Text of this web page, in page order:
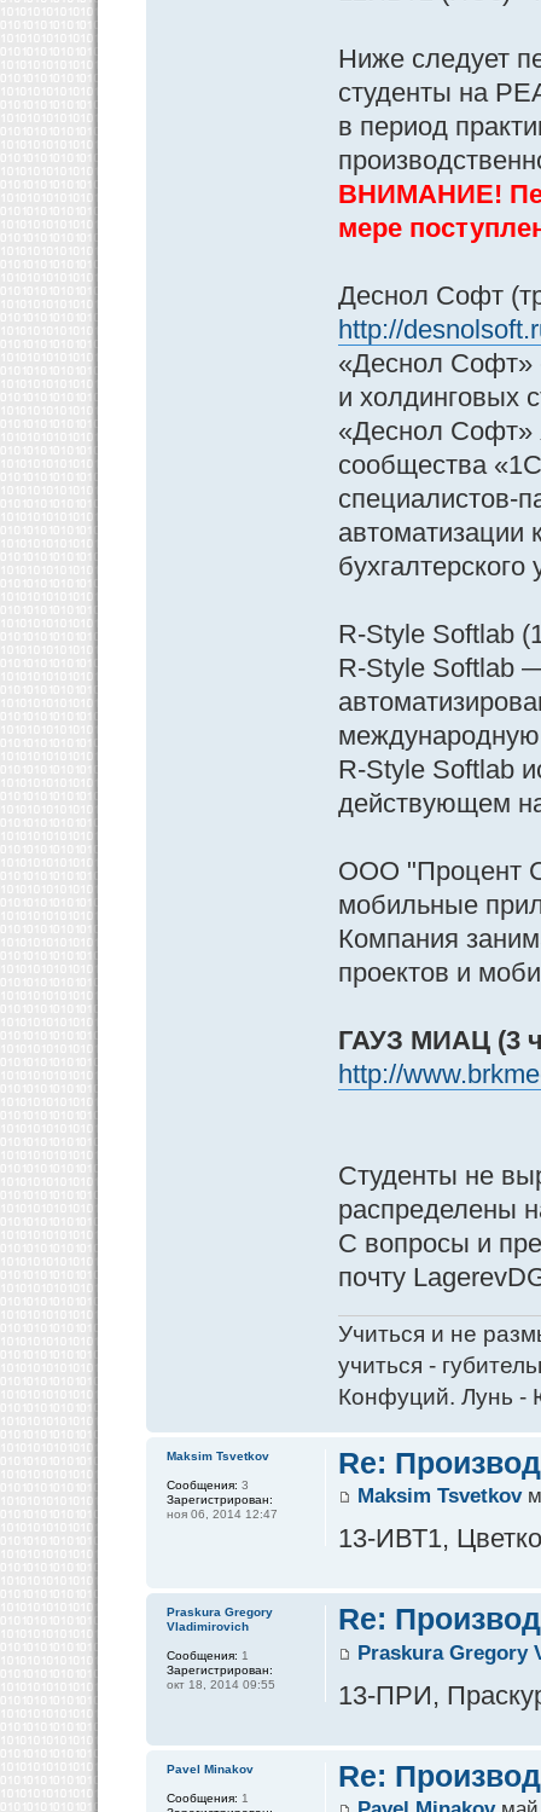
Ниже следует
студенты на
в период
ВНИМАНИЕ!
мере
Деснол Софт
http://
«Деснол Софт»
и холдинговых
«Деснол Софт»
сообщества
специалистов-
автоматизации
R-Style Softlab
R-Style Softlab
R-Style Softlab
действующем
ООО "Процент
мобильные
Компания
проектов и
ГАУЗ МИАЦ (3
http://
Студенты не
распределены
С вопросы и
почту
Учиться и не
учиться -
Конфуций. Лунь -
Re:
Maksim Tsvetkov
13-ИВТ1,
Maksim Tsvetkov
Сообщения: 3
Зарегистрирован:
ноя 06, 2014 12:47
Re:
Praskura Gregory
13-ПРИ,
Praskura Gregory
Vladimirovich
Сообщения: 1
Зарегистрирован:
окт 18, 2014 09:55
Re:
Pavel Minakov
Сообщения: 1